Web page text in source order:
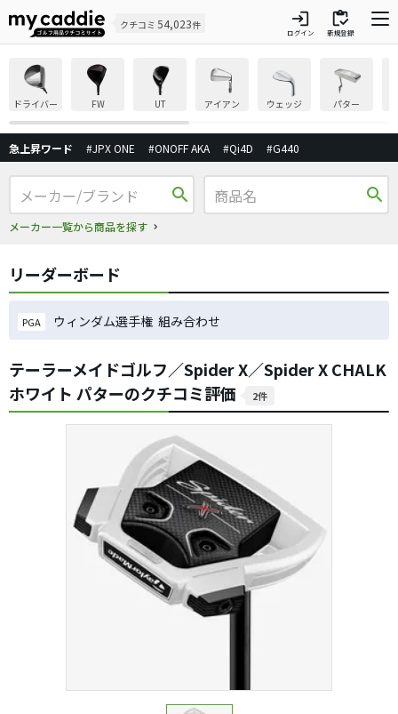
クチコミ 54,023件 login
ログイン
inventory
新規登録
ドライバー FW UT アイアン ウェッジ パター
急上昇ワード #JPX ONE #ONOFF AKA #Qi4D #G440
search
メーカー一覧から商品を探す
search
リーダーボード
PGA ウィンダム選手権 組み合わせ
テーラーメイドゴルフ／Spider X／Spider X CHALK
ホワイト パターのクチコミ評価
2件